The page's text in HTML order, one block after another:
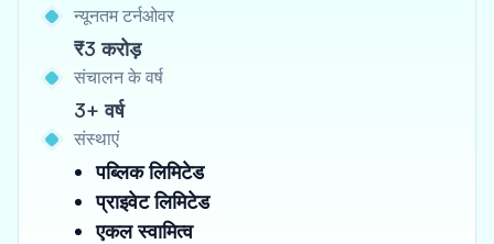
न्यूनतम टर्नओवर
₹3 करोड़
संचालन के वर्ष
3+ वर्ष
संस्थाएं
पब्लिक लिमिटेड
प्राइवेट लिमिटेड
एकल स्वामित्व